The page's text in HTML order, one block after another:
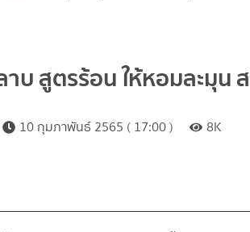
บ สูตรร้อน ให้หอมละมุน
10 กุมภาพันธ์ 2565 ( 17:00 ) 8K